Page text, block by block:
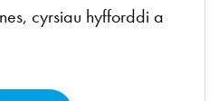
cyrsiau hyfforddi a